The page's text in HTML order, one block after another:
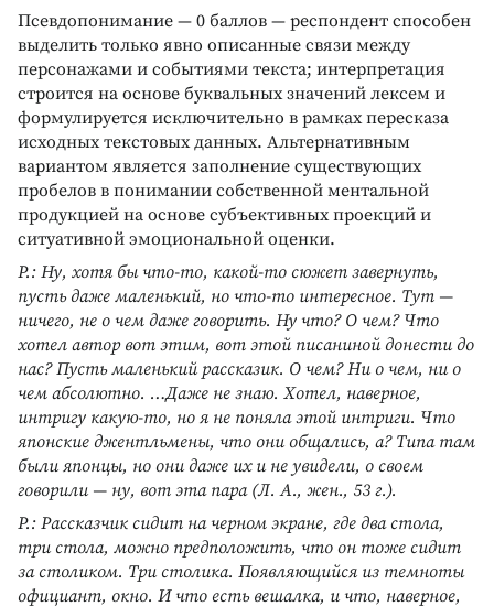
Псевдопонимание — 0 баллов — респондент способен
выделить только явно описанные связи между
персонажами и событиями текста; интерпретация
строится на основе буквальных значений лексем и
формулируется исключительно в рамках пересказа
исходных текстовых данных. Альтернативным
вариантом является заполнение существующих
пробелов в понимании собственной ментальной
продукцией на основе субъективных проекций и
ситуативной эмоциональной оценки.
Р.: Ну, хотя бы что-то, какой-то сюжет завернуть,
пусть даже маленький, но что-то интересное. Тут —
ничего, не о чем даже говорить. Ну что? О чем? Что
хотел автор вот этим, вот этой писаниной донести до
нас? Пусть маленький рассказик. О чем? Ни о чем, ни о
чем абсолютно. …Даже не знаю. Хотел, наверное,
интригу какую-то, но я не поняла этой интриги. Что
японские джентльмены, что они общались, а? Типа там
были японцы, но они даже их и не увидели, о своем
говорили — ну, вот эта пара (Л. А., жен., 53 г.).
Р.: Рассказчик сидит на черном экране, где два стола,
три стола, можно предположить, что он тоже сидит
за столиком. Три столика. Появляющийся из темноты
официант, окно. И что есть вешалка, и что, наверное,